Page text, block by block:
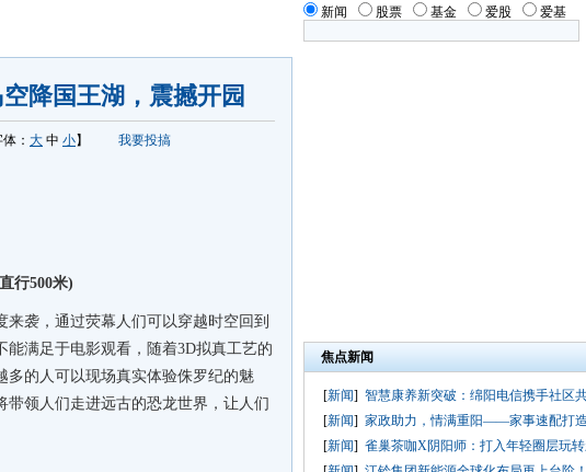
新闻 股票 基金 爱股 爱基
降国王湖，震撼开园
体： 大 中 小】 我要投搞
行500米)
袭，通过荧幕人们可以穿越时空回到
满足于电影观看，随着3D拟真工艺的
多的人可以现场真实体验侏罗纪的魅
领人们走进远古的恐龙世界，让人们
焦点新闻
[新闻] 智慧康养新突破：绵阳电信携手社区
[新闻] 家政助力，情满重阳——家事速配打
[新闻] 雀巢茶咖X阴阳师：打入年轻圈层玩